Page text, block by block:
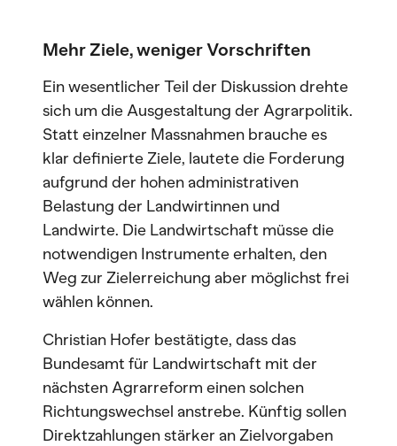
Mehr Ziele, weniger Vorschriften
Ein wesentlicher Teil der Diskussion drehte
sich um die Ausgestaltung der Agrarpolitik.
Statt einzelner Massnahmen brauche es
klar definierte Ziele, lautete die Forderung
aufgrund der hohen administrativen
Belastung der Landwirtinnen und
Landwirte. Die Landwirtschaft müsse die
notwendigen Instrumente erhalten, den
Weg zur Zielerreichung aber möglichst frei
wählen können.
Christian Hofer bestätigte, dass das
Bundesamt für Landwirtschaft mit der
nächsten Agrarreform einen solchen
Richtungswechsel anstrebe. Künftig sollen
Direktzahlungen stärker an Zielvorgaben